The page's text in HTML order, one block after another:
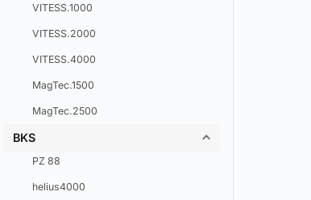
VITESS.1000
VITESS.2000
VITESS.4000
MagTec.1500
MagTec.2500
BKS
PZ 88
helius4000